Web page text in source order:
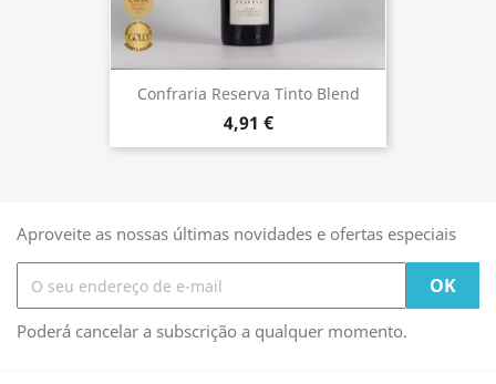
Confraria Reserva Tinto Blend
4,91 €
Aproveite as nossas últimas novidades e ofertas especiais
Poderá cancelar a subscrição a qualquer momento.